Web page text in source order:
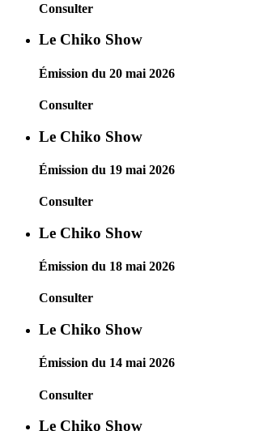
Consulter
Le Chiko Show
Émission du 20 mai 2026
Consulter
Le Chiko Show
Émission du 19 mai 2026
Consulter
Le Chiko Show
Émission du 18 mai 2026
Consulter
Le Chiko Show
Émission du 14 mai 2026
Consulter
Le Chiko Show